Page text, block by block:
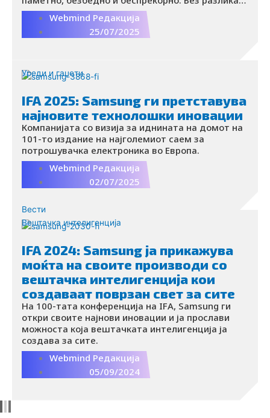
дали сте во потрага по филмска ноќ со
семејството, возбуда при играње игри или
едноставно уживање во омилената серија,
Webmind Редакција
25/07/2025
Уреди и гаџети
IFA 2025: Samsung ги претставува
најновите технолошки иновации
Компанијата со визија за иднината на домот на
101-то издание на најголемиот саем за
потрошувачка електроника во Европа.
Webmind Редакција
02/07/2025
Вести
Вештачка интелигенција
IFA 2024: Samsung ја прикажува
моќта на своите производи со
вештачка интелигенција кои
создаваат поврзан свет за сите
На 100-тата конференција на IFA, Samsung ги
откри своите најнови иновации и ја прослави
можноста која вештачката интелигенција ја
создава за сите.
Webmind Редакција
05/09/2024